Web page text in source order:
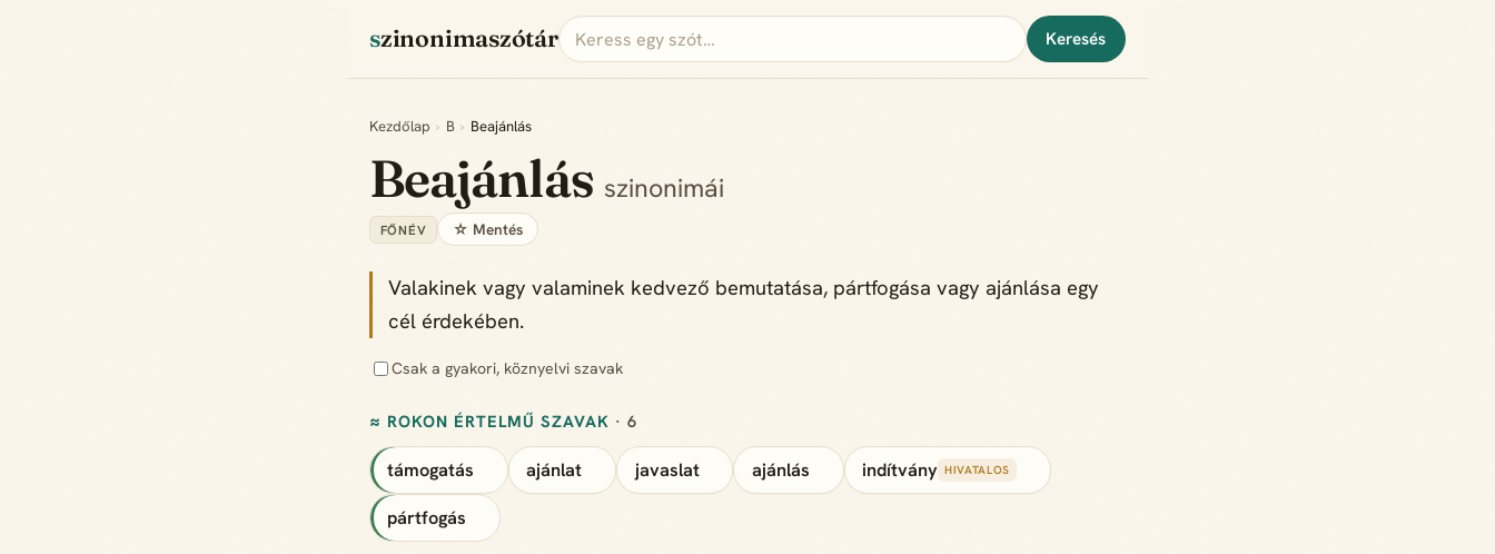
szinonimaszótár Keresés
Kezdőlap › B › Beajánlás
Beajánlás szinonimái
FŐNÉV ☆ Mentés
Valakinek vagy valaminek kedvező bemutatása, pártfogása vagy ajánlása egy
cél érdekében.
Csak a gyakori, köznyelvi szavak
≈ ROKON ÉRTELMŰ SZAVAK · 6
támogatás ajánlat javaslat ajánlás indítvány HIVATALOS
pártfogás